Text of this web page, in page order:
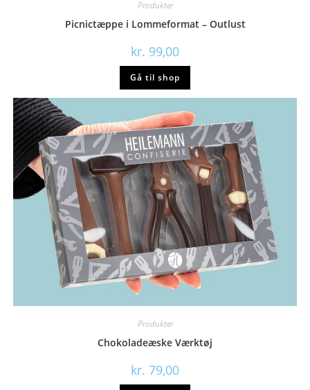
Produkter
Picnictæppe i Lommeformat – Outlust
kr. 99,00
Gå til shop
Produkter
Chokoladeæske Værktøj
kr. 79,00